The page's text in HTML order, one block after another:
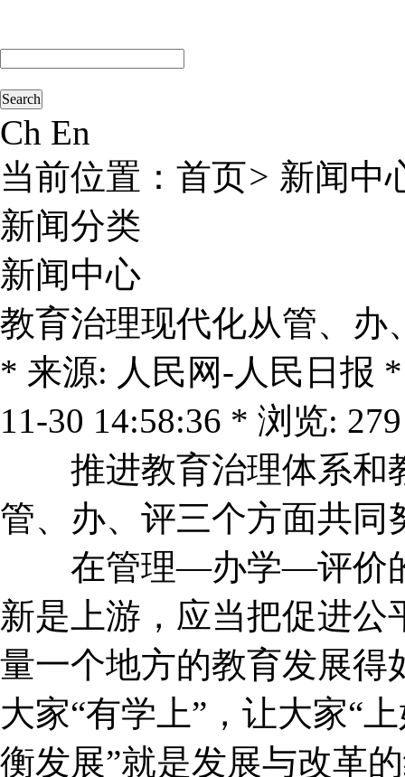
Ch En
当前位置： 首页> 新闻中
新闻分类
新闻中心
教育治理现代化从管、办
* 来源: 人民网-人民日报
11-30 14:58:36 * 浏览: 279
推进教育治理体系和
管、办、评三个方面共同
在管理—办学—评价的
新是上游，应当把促进
量一个地方的教育发展得
大家“有学上”，让大家“
衡发展”就是发展与改革